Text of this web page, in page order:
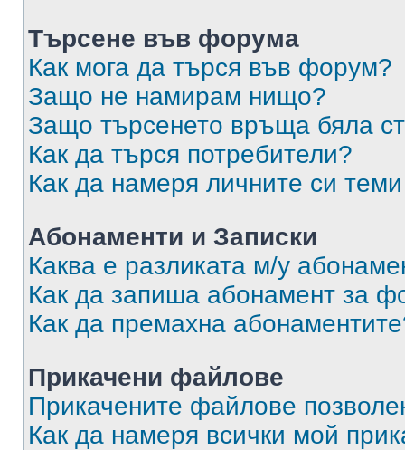
Търсене във форума
Как мога да търся във форум?
Защо не намирам нищо?
Защо търсенето връща бяла
Как да търся потребители?
Как да намеря личните си
Абонаменти и Записки
Каква е разликата м/у
Как да запиша абонамент за
Как да премахна
Прикачени файлове
Прикачените файлове
Как да намеря всички мой